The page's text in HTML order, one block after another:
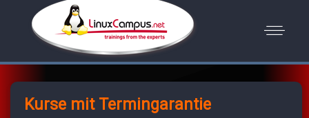
Kurse mit Termingarantie